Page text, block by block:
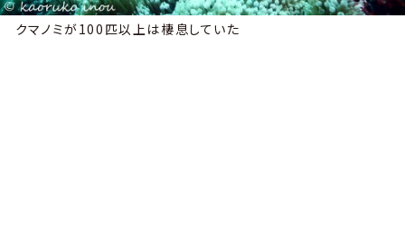
クマノミが100匹以上は棲息していた